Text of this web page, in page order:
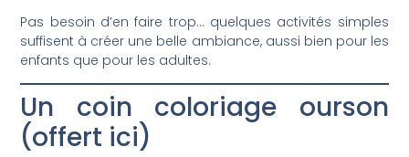
Pas besoin d’en faire trop… quelques activités simples
suffisent à créer une belle ambiance, aussi bien pour les
enfants que pour les adultes.
Un coin coloriage ourson
(offert ici)